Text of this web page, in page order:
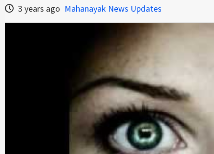
3 years ago Mahanayak News Updates